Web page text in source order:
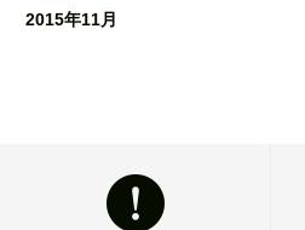
2015年11月